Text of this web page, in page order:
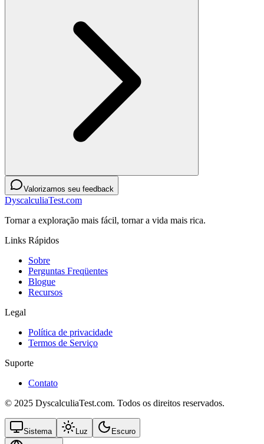
Valorizamos seu feedback
DyscalculiaTest.com
Tornar a exploração mais fácil, tornar a vida mais rica.
Links Rápidos
Sobre
Perguntas Freqüentes
Blogue
Recursos
Legal
Política de privacidade
Termos de Serviço
Suporte
Contato
© 2025 DyscalculiaTest.com. Todos os direitos reservados.
Sistema Luz Escuro